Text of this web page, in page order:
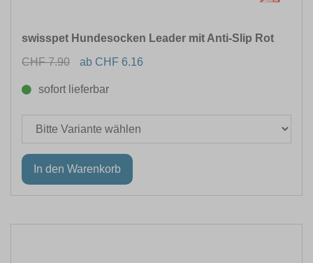
swisspet Hundesocken Leader mit Anti-Slip Rot
CHF 7.90
ab CHF 6.16
sofort lieferbar